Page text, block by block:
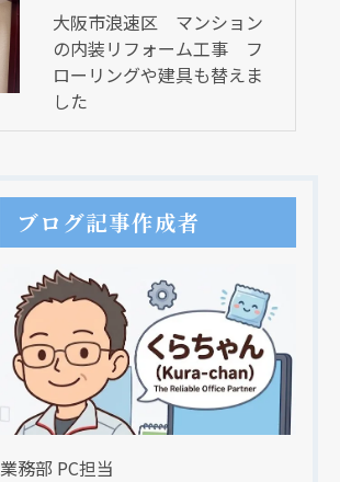
大阪市浪速区 マンション
の内装リフォーム工事 フ
ローリングや建具も替えま
した
ブログ記事作成者
業務部 PC担当